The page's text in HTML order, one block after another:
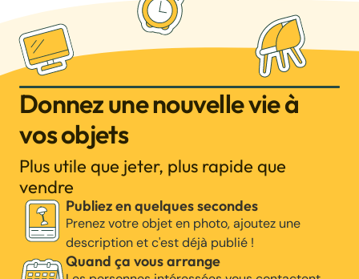
Donnez une nouvelle vie à
vos objets
Plus utile que jeter, plus rapide que
vendre
Publiez en quelques secondes
Prenez votre objet en photo, ajoutez une
description et c'est déjà publié !
Quand ça vous arrange